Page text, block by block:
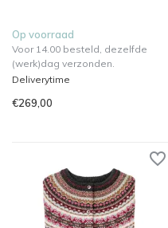
Op voorraad
Voor 14.00 besteld, dezelfde
(werk)dag verzonden.
Deliverytime
€269,00